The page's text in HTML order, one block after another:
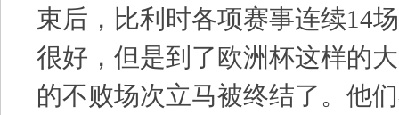
束后，比利时各项赛事连续14
很好，但是到了欧洲杯这样的
的不败场次立马被终结了。他